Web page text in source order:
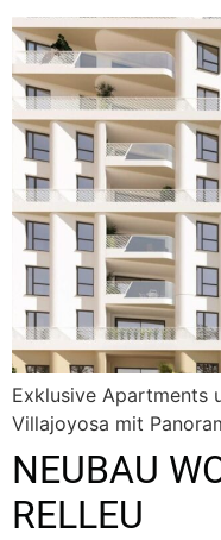
Exklusive Apartments
Villajoyosa mit
NEUBAU
RELLEU